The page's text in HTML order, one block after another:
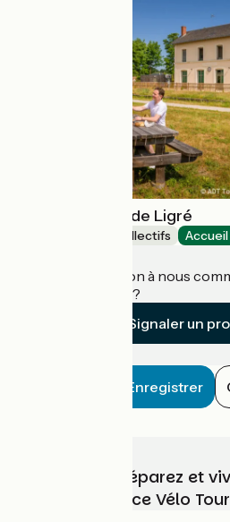
Gîte de la Gare de Ligré
Hébergements collectifs
Une information à nous
établissement ?
Signaler un
Enregistrer
Choisissez, préparez et
vélo avec France Vélo